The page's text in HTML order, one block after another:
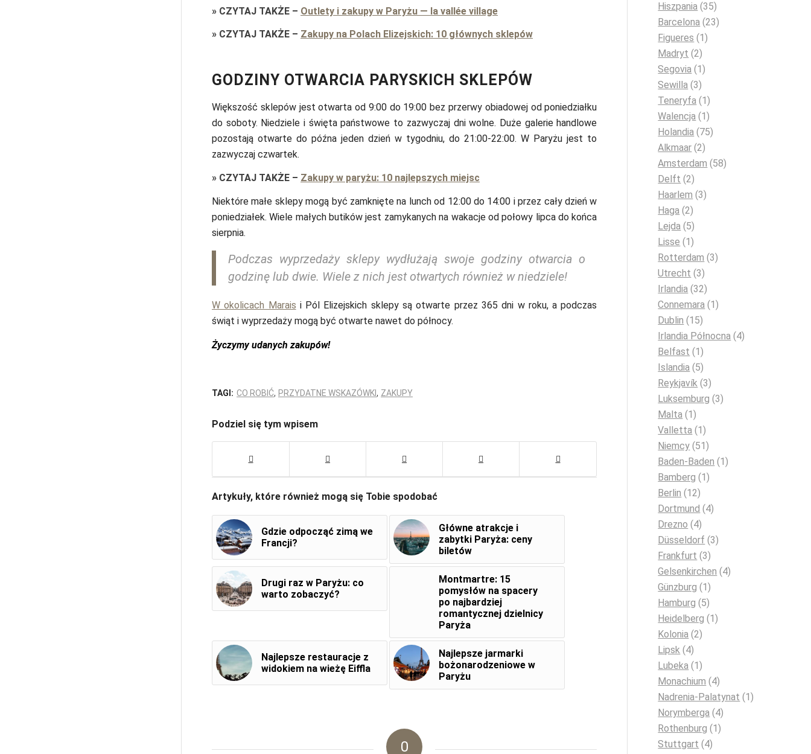
» CZYTAJ TAKŻE – Outlety i zakupy w Paryżu — la vallée village
» CZYTAJ TAKŻE – Zakupy na Polach Elizejskich: 10 głównych sklepów
GODZINY OTWARCIA PARYSKICH SKLEPÓW
Większość sklepów jest otwarta od 9:00 do 19:00 bez przerwy obiadowej od poniedziałku
do soboty. Niedziele i święta państwowe to zazwyczaj dni wolne. Duże galerie handlowe
pozostają otwarte do późna jeden dzień w tygodniu, do 21:00-22:00. W Paryżu jest to
zazwyczaj czwartek.
» CZYTAJ TAKŻE – Zakupy w paryżu: 10 najlepszych miejsc
Niektóre małe sklepy mogą być zamknięte na lunch od 12:00 do 14:00 i przez cały dzień w
poniedziałek. Wiele małych butików jest zamykanych na wakacje od połowy lipca do końca
sierpnia.
Podczas wyprzedaży sklepy wydłużają swoje godziny otwarcia o
godzinę lub dwie. Wiele z nich jest otwartych również w niedziele!
W okolicach Marais i Pól Elizejskich sklepy są otwarte przez 365 dni w roku, a podczas
świąt i wyprzedaży mogą być otwarte nawet do północy.
Życzymy udanych zakupów!
TAGI: CO ROBIĆ, PRZYDATNE WSKAZÓWKI , ZAKUPY
Podziel się tym wpisem
Artykuły, które również mogą się Tobie spodobać
Gdzie odpocząć zimą we
Francji?
Główne atrakcje i
zabytki Paryża: ceny
biletów
Drugi raz w Paryżu: co
warto zobaczyć?
Montmartre: 15
pomysłów na spacery
po najbardziej
romantycznej dzielnicy
Paryża
Najlepsze restauracje z
widokiem na wieżę Eiffla
Najlepsze jarmarki
bożonarodzeniowe w
Paryżu
0
Hiszpania (35)
Barcelona (23)
Figueres (1)
Madryt (2)
Segovia (1)
Sewilla (3)
Teneryfa (1)
Walencja (1)
Holandia (75)
Alkmaar (2)
Amsterdam (58)
Delft (2)
Haarlem (3)
Haga (2)
Lejda (5)
Lisse (1)
Rotterdam (3)
Utrecht (3)
Irlandia (32)
Connemara (1)
Dublin (15)
Irlandia Północna (4)
Belfast (1)
Islandia (5)
Reykjavík (3)
Luksemburg (3)
Malta (1)
Valletta (1)
Niemcy (51)
Baden-Baden (1)
Bamberg (1)
Berlin (12)
Dortmund (4)
Drezno (4)
Düsseldorf (3)
Frankfurt (3)
Gelsenkirchen (4)
Günzburg (1)
Hamburg (5)
Heidelberg (1)
Kolonia (2)
Lipsk (4)
Lubeka (1)
Monachium (4)
Nadrenia-Palatynat (1)
Norymberga (4)
Rothenburg (1)
Stuttgart (4)